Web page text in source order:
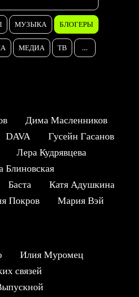
МУЗЫКА БЛОГЕРЫ
МЕДИА ТВ ...
Дима Масленников
DAVA
Гусейн Гасанов
Лера Кудрявцева
Блиновская
Баста
Катя Адушкина
Покров Мария Вэй
Илия Муромец
связей